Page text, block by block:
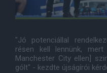
"Jó potenciállal
résen kell lennünk,
Manchester City ellen]
gólt" - kezdte újságírói